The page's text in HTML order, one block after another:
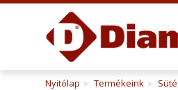
Nyitólap > Termékeink >